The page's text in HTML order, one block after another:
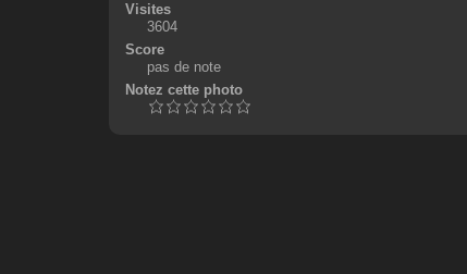
Visites
3604
Score
pas de note
Notez cette photo